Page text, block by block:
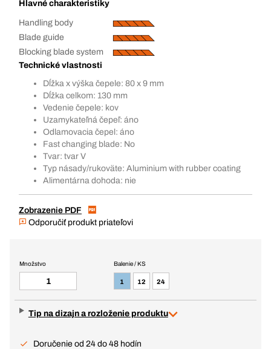
Hlavné charakteristiky
Handling body
Blade guide
Blocking blade system
Technické vlastnosti
Dĺžka x výška čepele: 80 x 9 mm
Dĺžka celkom: 130 mm
Vedenie čepele: kov
Uzamykateľná čepeľ: áno
Odlamovacia čepel: áno
Fast changing blade: No
Tvar: tvar V
Typ násady/rukoväte: Aluminium with rubber coating
Alimentárna dohoda: nie
Zobrazenie PDF
Odporučiť produkt priateľovi
Balenie / KS
1 12 24
Množstvo
Tip na dizajn a rozloženie produktu
Doručenie od 24 do 48 hodín